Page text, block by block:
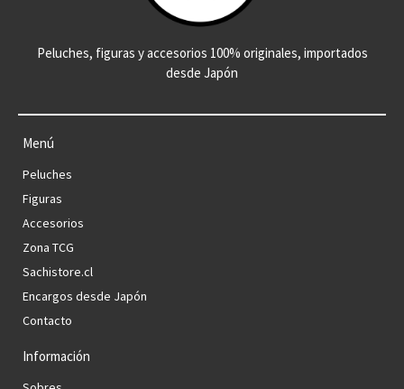
Peluches, figuras y accesorios 100% originales, importados
desde Japón
Menú
Peluches
Figuras
Accesorios
Zona TCG
Sachistore.cl
Encargos desde Japón
Contacto
Información